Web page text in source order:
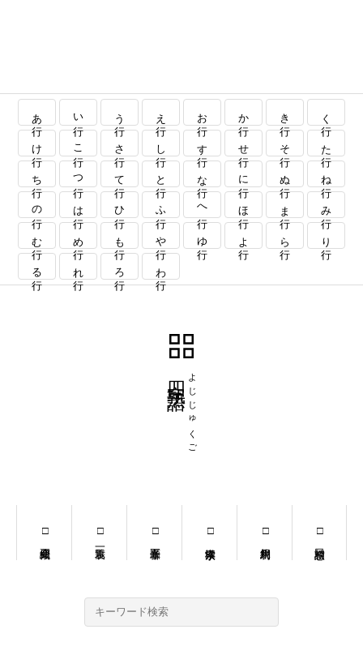
あ行 い行 う行 え行 お行 か行 き行 く行
け行 こ行 さ行 し行 す行 せ行 そ行 た行
ち行 つ行 て行 と行 な行 に行 ぬ行 ね行
の行 は行 ひ行 ふ行 へ行 ほ行 ま行 み行
む行 め行 も行 や行 ゆ行 よ行 ら行 り行
る行 れ行 ろ行 わ行
よじじゅくご